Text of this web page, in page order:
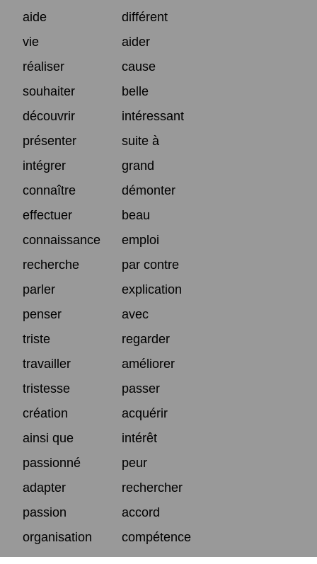
aide
différent
vie
aider
réaliser
cause
souhaiter
belle
découvrir
intéressant
présenter
suite à
intégrer
grand
connaître
démonter
effectuer
beau
connaissance
emploi
recherche
par contre
parler
explication
penser
avec
triste
regarder
travailler
améliorer
tristesse
passer
création
acquérir
ainsi que
intérêt
passionné
peur
adapter
rechercher
passion
accord
organisation
compétence